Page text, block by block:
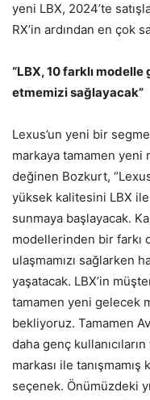
yeni LBX, 2024’te
RX’in ardından en çok
“LBX, 10 farklı
etmemizi sağlayacak”
Lexus’un yeni bir
markaya tamamen yeni
değinen Bozkurt,
yüksek kalitesini LBX
sunmaya başlayacak.
modellerinden bir farkı
ulaşmamızı sağlarken
yaşatacak. LBX’in
tamamen yeni gelecek
bekliyoruz. Tamamen
daha genç
markası ile
seçenek. Önümüzdeki